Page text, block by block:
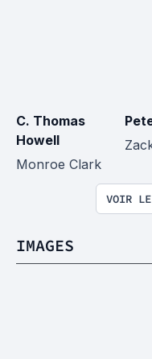
C. Thomas
Howell
Monroe Clark
VOIR LE
IMAGES